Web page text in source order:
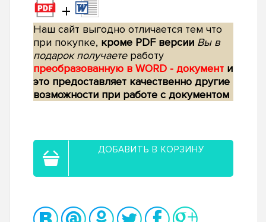
+
Наш сайт выгодно отличается тем что
при покупке, кроме PDF версии Вы в
подарок получаетеработу
преобразованную в WORD - документ и
это предоставляет качественно другие
возможности при работе с документом
ДОБАВИТЬ В КОРЗИНУ